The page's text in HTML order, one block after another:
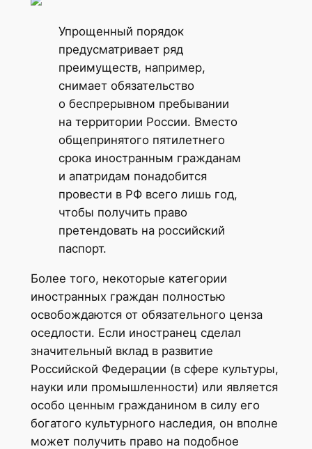
Упрощенный порядок
предусматривает ряд
преимуществ, например,
снимает обязательство
о беспрерывном пребывании
на территории России. Вместо
общепринятого пятилетнего
срока иностранным гражданам
и апатридам понадобится
провести в РФ всего лишь год,
чтобы получить право
претендовать на российский
паспорт.
Более того, некоторые категории
иностранных граждан полностью
освобождаются от обязательного ценза
оседлости. Если иностранец сделал
значительный вклад в развитие
Российской Федерации (в сфере культуры,
науки или промышленности) или является
особо ценным гражданином в силу его
богатого культурного наследия, он вполне
может получить право на подобное